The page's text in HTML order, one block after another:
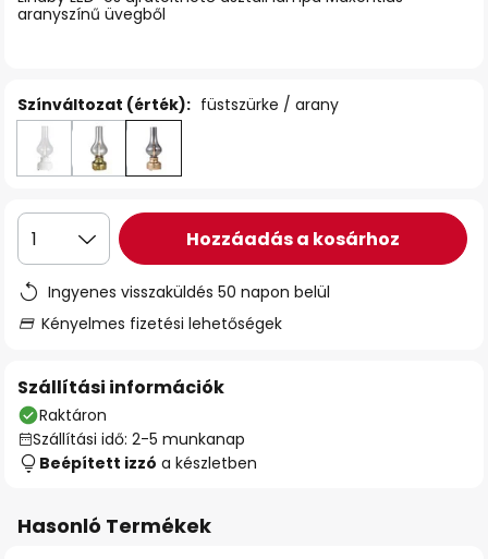
aranyszínű üvegből
Színváltozat (érték): füstszürke / arany
1 Hozzáadás a kosárhoz
Ingyenes visszaküldés 50 napon belül
Kényelmes fizetési lehetőségek
Szállítási információk
Raktáron
Szállítási idő: 2-5 munkanap
Beépített izzó a készletben
Hasonló Termékek